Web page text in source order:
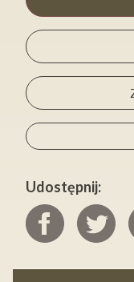
Udostępnij: